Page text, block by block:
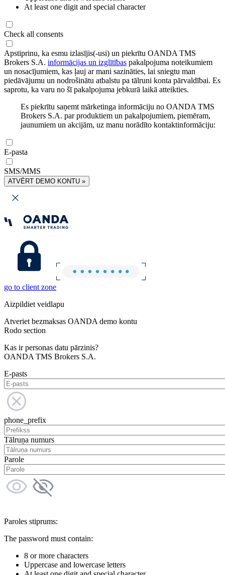
At least one digit and special character
Check all consents
Apstiprinu, ka esmu izlasījis(-usi) un piekrītu OANDA TMS
Brokers S.A. informācijas un izglītības pakalpojuma noteikumiem
un nosacījumiem, kas ļauj ar mani sazināties, lai sniegtu man
piedāvājumu un nodrošinātu atbalstu pa tālruni konta pārvaldībai. Es
saprotu, ka varu no šī pakalpojuma jebkurā laikā atteikties.
Es piekrītu saņemt mārketinga informāciju no OANDA TMS
Brokers S.A. par produktiem un pakalpojumiem, piemēram,
jaunumiem un akcijām, uz manu norādīto kontaktinformāciju:
E-pasta
SMS/MMS
ATVĒRT DEMO KONTU »
go to client zone
Aizpildiet veidlapu
Atveriet bezmaksas OANDA demo kontu
Rodo section
Kas ir personas datu pārzinis?
OANDA TMS Brokers S.A.
E-pasts
phone_prefix
Tālruņa numurs
Parole
Paroles stiprums:
The password must contain:
8 or more characters
Uppercase and lowercase letters